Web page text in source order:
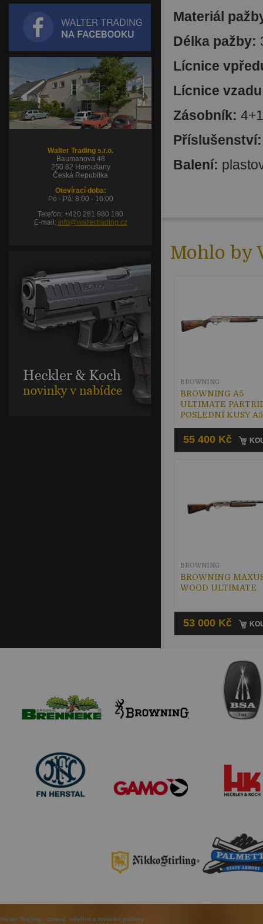
Materiál
Délka pažby:
Lícnice
Lícnice
Zásobník:
Příslušenství:
Balení:
Mohlo by
BROWNING A5
ULTIMATE
POSLEDNÍ KUSY
BROWNING
55 400 Kč
BROWNING
WOOD ULTIMATE
BROWNING
53 000 Kč
Walter Trading s.r.o.
Baumanova 48
250 82 Horoušany
Česká Republika
Otevírací doba:
Po - Pá: 8:00 - 16:00
Telefon: +420 281 980 180
E-mail: info@waltertrading.cz
Walter Trading - zbraně, střelivo a lovecké potřeby